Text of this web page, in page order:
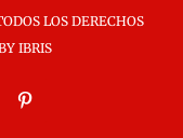
LOS DERECHOS
IBRIS
Pinterest